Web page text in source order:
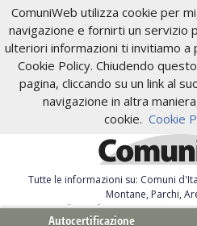
ComuniWeb utilizza cookie per
navigazione e fornirti un servizio
ulteriori informazioni ti invitiamo
Cookie Policy. Chiudendo
pagina, cliccando su un link al
navigazione in altra
cookie. Cookie
Tutte le informazioni su: Comuni
Montane, Parchi,
Servizi al Cittadino.
Autocertificazione